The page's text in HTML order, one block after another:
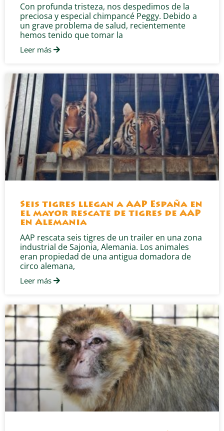
Con profunda tristeza, nos despedimos de la
preciosa y especial chimpancé Peggy. Debido a
un grave problema de salud, recientemente
hemos tenido que tomar la
Leer más
Seis tigres llegan a AAP España en
el mayor rescate de tigres de AAP
en Alemania
AAP rescata seis tigres de un trailer en una zona
industrial de Sajonia, Alemania. Los animales
eran propiedad de una antigua domadora de
circo alemana,
Leer más